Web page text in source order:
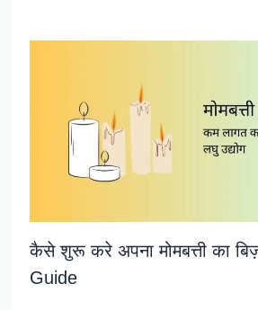
कैसे शुरू करे अपना मोमबत्ती का
Guide